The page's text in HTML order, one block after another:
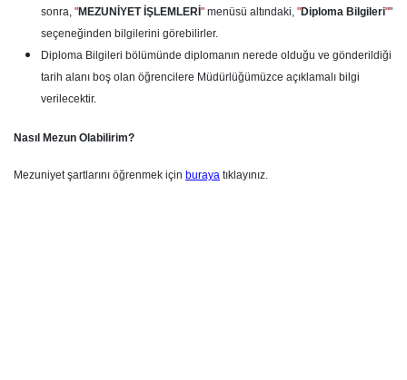
sonra, "MEZUNİYET İŞLEMLERİ " menüsü altındaki, "Diploma Bilgileri""
seçeneğinden bilgilerini görebilirler.
Diploma Bilgileri bölümünde diplomanın nerede olduğu ve gönderildiği
tarih alanı boş olan öğrencilere Müdürlüğümüzce açıklamalı bilgi
verilecektir.
Nasıl Mezun Olabilirim?
Mezuniyet şartlarını öğrenmek için buraya tıklayınız.